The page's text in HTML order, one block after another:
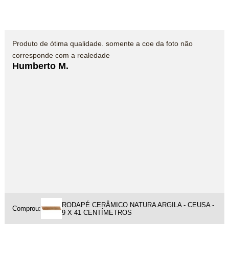
Produto de ótima qualidade. somente a coe da foto não
corresponde com a realedade
Humberto M.
Comprou:
RODAPÉ CERÂMICO NATURA ARGILA - CEUSA -
9 X 41 CENTÍMETROS